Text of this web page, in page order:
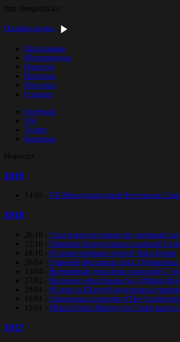
http://tengrifm.kz/
Онлайн-радио
Программы
Мультимедиа
Новости
Проекты
Персоны
О радио
Facebook
VK
Twitter
Instagram
Новости
2019
14/05 - VII Международный Фестиваль
2018
26/10 - Стал известен режиссёр, который
22/10 - Disturbed #представили альбом#
18/10 - #5 известнейших песен# Чака Берри
20/04 - Главный фестиваль лета.
13/04 - Всемирный день #рок-н-ролла#! С
27/02 - Весеннее обострение № 3 #Motor-
29/01 - #Стинг и Шэгги# поделились
16/01 - Скончалась солистка #The
15/01 - #Black Rebel Motorcycle Club#
2017